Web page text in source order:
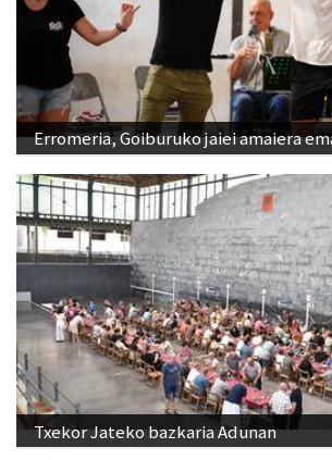
Erromeria, Goiburuko jaiei amaiera
Txekor Jateko bazkaria Adunan